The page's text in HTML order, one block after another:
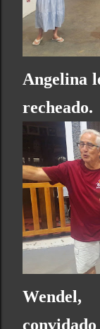
Angelina
recheado.